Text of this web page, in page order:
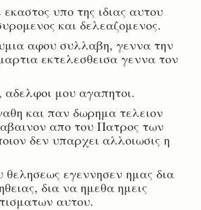
υπο της ιδιας αυτου
και δελεαζομενος.
αφου συλλαβη, γεννα την
εκτελεσθεισα γεννα τον
μου αγαπητοι.
και παν δωρημα τελειον
απο του Πατρος των
δεν υπαρχει αλλοιωσις η
θελησεως εγεννησεν ημας δια
δια να ημεθα ημεις
αυτου.